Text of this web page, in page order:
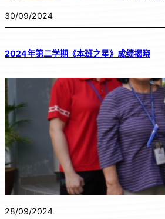
30/09/2024
2024年第二学期《本班之星》成绩揭晓
28/09/2024